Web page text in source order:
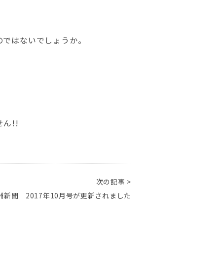
はないでしょうか。
ん!!
次の記事 >
新聞 2017年10月号が更新されました